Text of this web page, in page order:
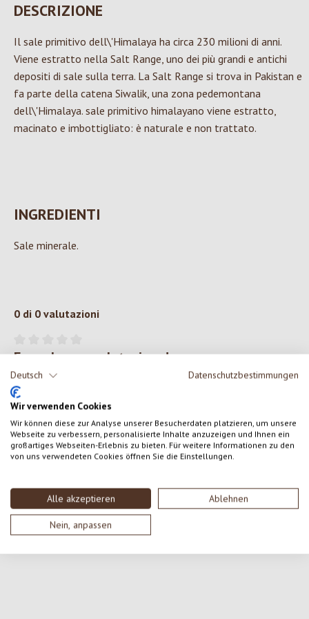
Deutsch Datenschutzbestimmungen
Wir verwenden Cookies
Wir können diese zur Analyse unserer Besucherdaten platzieren, um unsere
Webseite zu verbessern, personalisierte Inhalte anzuzeigen und Ihnen ein
großartiges Webseiten-Erlebnis zu bieten. Für weitere Informationen zu den
von uns verwendeten Cookies öffnen Sie die Einstellungen.
Alle akzeptieren Ablehnen
Nein, anpassen
DESCRIZIONE
Il sale primitivo dell\'Himalaya ha circa 230 milioni di anni.
Viene estratto nella Salt Range, uno dei più grandi e antichi
depositi di sale sulla terra. La Salt Range si trova in Pakistan e
fa parte della catena Siwalik, una zona pedemontana
dell\'Himalaya. sale primitivo himalayano viene estratto,
macinato e imbottigliato: è naturale e non trattato.
INGREDIENTI
Sale minerale.
0 di 0 valutazioni
Valutazione media di 0 su 5 stelle
Formula una valutazione!
Condividi le tue esperienze con il prodotto con altri clienti.
SCRIVERE UNA RECENSIONE
Visualizza le valutazioni solo nella lingua corrente.
Nessuna recensione trovata Condividi le tue opinioni
con gli altri.